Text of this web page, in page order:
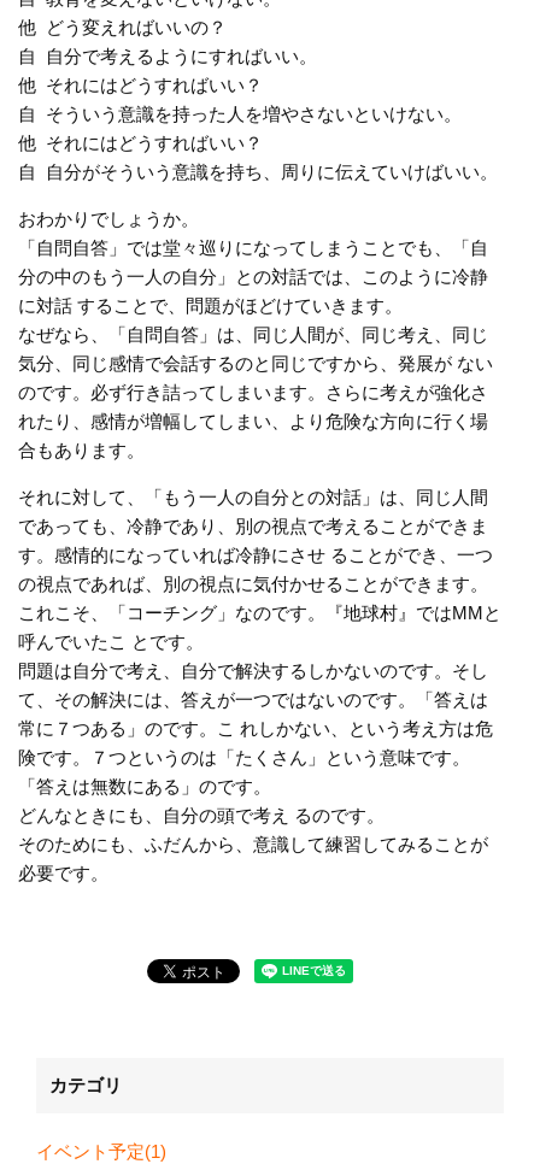
他 どう変えればいいの？
自 自分で考えるようにすればいい。
他 それにはどうすればいい？
自 そういう意識を持った人を増やさないといけない。
他 それにはどうすればいい？
自 自分がそういう意識を持ち、周りに伝えていけばいい。
おわかりでしょうか。
「自問自答」では堂々巡りになってしまうことでも、「自
分の中のもう一人の自分」との対話では、このように冷静
に対話 することで、問題がほどけていきます。
なぜなら、「自問自答」は、同じ人間が、同じ考え、同じ
気分、同じ感情で会話するのと同じですから、発展が ない
のです。必ず行き詰ってしまいます。さらに考えが強化さ
れたり、感情が増幅してしまい、より危険な方向に行く場
合もあります。
それに対して、「もう一人の自分との対話」は、同じ人間
であっても、冷静であり、別の視点で考えることができま
す。感情的になっていれば冷静にさせ ることができ、一つ
の視点であれば、別の視点に気付かせることができます。
これこそ、「コーチング」なのです。『地球村』ではMMと
呼んでいたこ とです。
問題は自分で考え、自分で解決するしかないのです。そし
て、その解決には、答えが一つではないのです。「答えは
常に７つある」のです。こ れしかない、という考え方は危
険です。７つというのは「たくさん」という意味です。
「答えは無数にある」のです。
どんなときにも、自分の頭で考え るのです。
そのためにも、ふだんから、意識して練習してみることが
必要です。
カテゴリ
イベント予定(1)